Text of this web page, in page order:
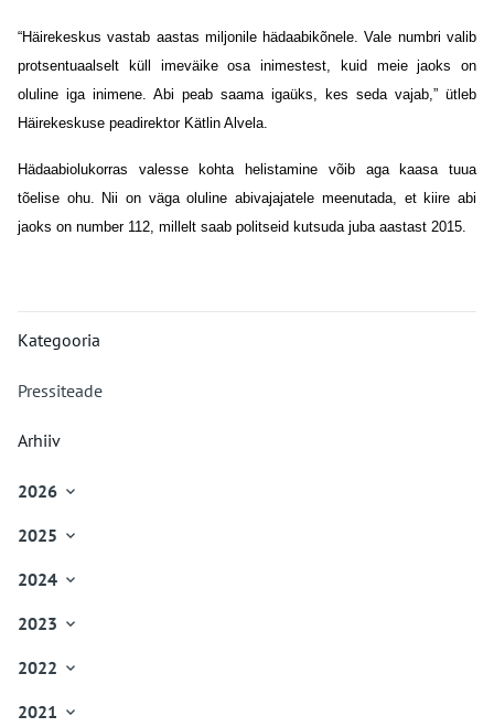
“Häirekeskus vastab aastas miljonile hädaabikõnele. Vale numbri valib
protsentuaalselt küll imeväike osa inimestest, kuid meie jaoks on
oluline iga inimene. Abi peab saama igaüks, kes seda vajab,” ütleb
Häirekeskuse peadirektor Kätlin Alvela.
Hädaabiolukorras valesse kohta helistamine võib aga kaasa tuua
tõelise ohu. Nii on väga oluline abivajajatele meenutada, et kiire abi
jaoks on number 112, millelt saab politseid kutsuda juba aastast 2015.
Kategooria
Pressiteade
Arhiiv
2026 
Veebruar
Märts
Mai
Juuli
August
2025 
Veebruar
Märts
Mai
Juuli
2024 
Veebruar
Märts
Mai
2023 
Veebruar
Märts
2022 
Veebruar
2021 